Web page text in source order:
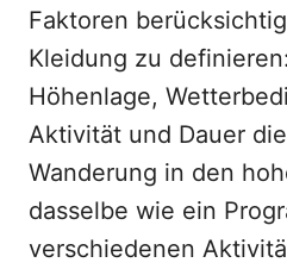
Faktoren
Kleidung zu
Höhenlage,
Aktivität und Dauer
Wanderung in den
dasselbe wie ein
verschiedenen